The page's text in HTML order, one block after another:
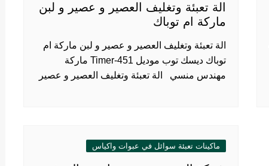
الة تعبئة وتغليف العصير و عصير و لبن
ماركة ام توباك
الة تعبئة وتغليف العصير و عصير و لبن ماركة ام
توباك ديسك توب موديل 451-Timer ماركة
مهندس منسي الة تعبئة وتغليف العصير و عصير
ماكينات تعبئة سوائل في عبوات واكياس